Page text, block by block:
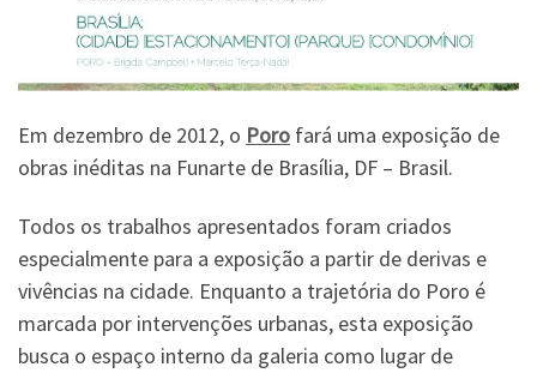
Em dezembro de 2012, o Poro fará uma exposição de
obras inéditas na Funarte de Brasília, DF – Brasil.
Todos os trabalhos apresentados foram criados
especialmente para a exposição a partir de derivas e
vivências na cidade. Enquanto a trajetória do Poro é
marcada por intervenções urbanas, esta exposição
busca o espaço interno da galeria como lugar de